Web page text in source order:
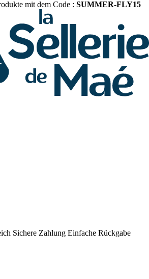
mit dem Code : SUMMER-FLY15
Sichere Zahlung Einfache Rückgabe